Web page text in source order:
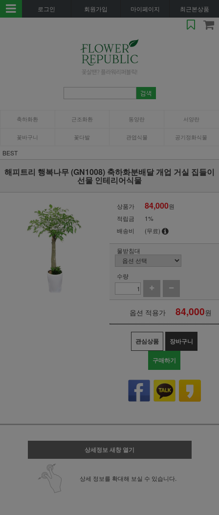
로그인 회원가입 마이페이지 최근본상품
축하화환 근조화환 동양란 서양란
꽃바구니 꽃다발 관엽식물 공기정화식물
BEST
해피트리 행복나무 (GN1008) 축하화분배달 개업 거실 집들이
선물 인테리어식물
상품가 84,000원
적립금
1%
배송비
(무료)
물받침대
수량
옵션 적용가 84,000원
관심상품 장바구니
구매하기
상세정보 새창 열기
상세 정보를 확대해 보실 수 있습니다.